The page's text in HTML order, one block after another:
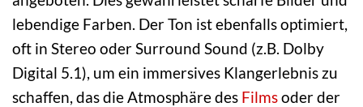
lebendige Farben. Der Ton ist ebenfalls optimiert,
oft in Stereo oder Surround Sound (z.B. Dolby
Digital 5.1), um ein immersives Klangerlebnis zu
schaffen, das die Atmosphäre des Filmsoder der